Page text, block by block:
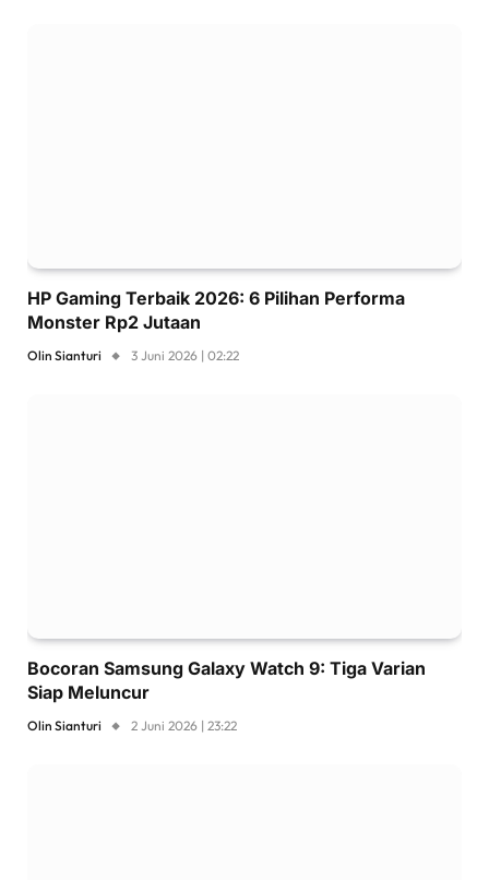
HP Gaming Terbaik 2026: 6 Pilihan Performa
Monster Rp2 Jutaan
Olin Sianturi 3 Juni 2026 | 02:22
Bocoran Samsung Galaxy Watch 9: Tiga Varian
Siap Meluncur
Olin Sianturi 2 Juni 2026 | 23:22